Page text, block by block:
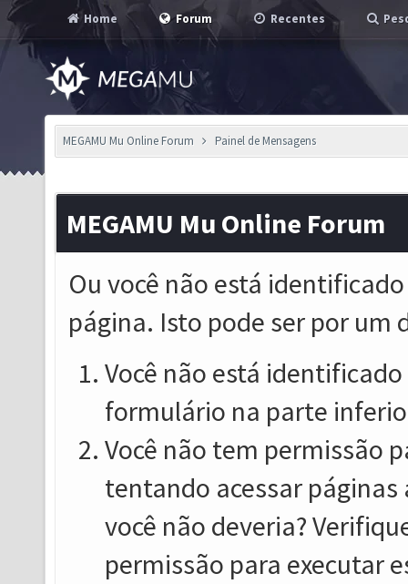
Home Forum Recentes
MEGAMU Mu Online Forum Painel de Mensagens
MEGAMU Mu Online Forum
Ou você não está
página. Isto pode ser por um
Você não está
formulário na parte
Você não tem permissão
tentando acessar
você não deveria?
permissão para executar